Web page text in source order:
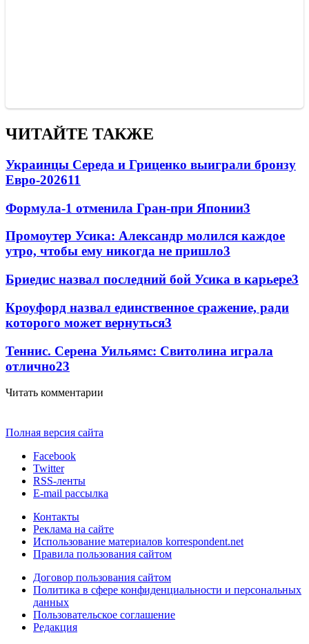
ЧИТАЙТЕ ТАКЖЕ
Украинцы Середа и Гриценко выиграли бронзу
Евро-202611
Формула-1 отменила Гран-при Японии3
Промоутер Усика: Александр молился каждое
утро, чтобы ему никогда не пришло3
Бриедис назвал последний бой Усика в карьере3
Кроуфорд назвал единственное сражение, ради
которого может вернуться3
Теннис. Серена Уильямс: Свитолина играла
отлично23
Читать комментарии
Полная версия сайта
Facebook
Twitter
RSS-ленты
E-mail рассылка
Контакты
Реклама на сайте
Использование материалов korrespondent.net
Правила пользования сайтом
Договор пользования сайтом
Политика в сфере конфиденциальности и персональных
данных
Пользовательское соглашение
Редакция